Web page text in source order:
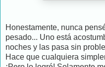
Honestamente, nunca
pesado... Uno está
noches y las pasa sin
Hace que cualquiera